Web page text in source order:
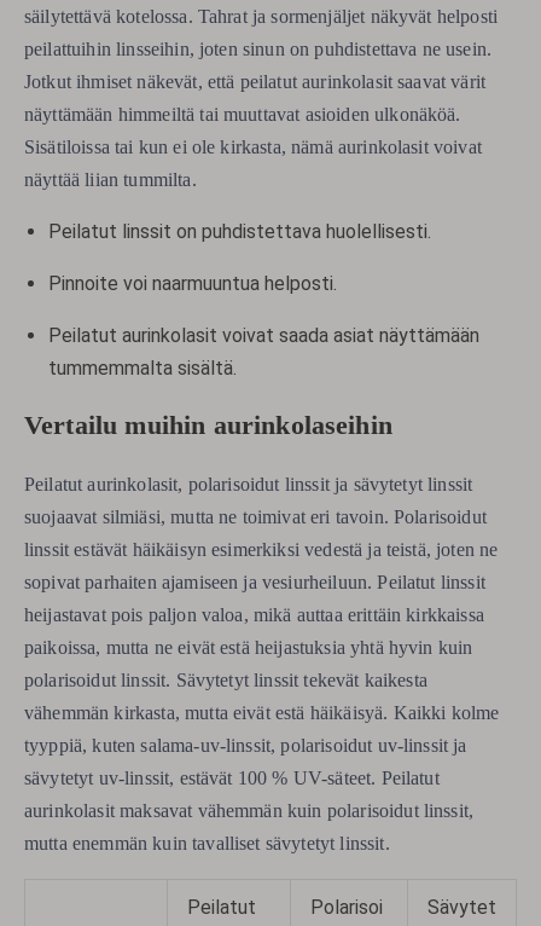
säilytettävä kotelossa. Tahrat ja sormenjäljet ​​näkyvät helposti
peilattuihin linsseihin, joten sinun on puhdistettava ne usein.
Jotkut ihmiset näkevät, että peilatut aurinkolasit saavat värit
näyttämään himmeiltä tai muuttavat asioiden ulkonäköä.
Sisätiloissa tai kun ei ole kirkasta, nämä aurinkolasit voivat
näyttää liian tummilta.
Peilatut linssit on puhdistettava huolellisesti.
Pinnoite voi naarmuuntua helposti.
Peilatut aurinkolasit voivat saada asiat näyttämään
tummemmalta sisältä.
Vertailu muihin aurinkolaseihin
Peilatut aurinkolasit, polarisoidut linssit ja sävytetyt linssit
suojaavat silmiäsi, mutta ne toimivat eri tavoin. Polarisoidut
linssit estävät häikäisyn esimerkiksi vedestä ja teistä, joten ne
sopivat parhaiten ajamiseen ja vesiurheiluun. Peilatut linssit
heijastavat pois paljon valoa, mikä auttaa erittäin kirkkaissa
paikoissa, mutta ne eivät estä heijastuksia yhtä hyvin kuin
polarisoidut linssit. Sävytetyt linssit tekevät kaikesta
vähemmän kirkasta, mutta eivät estä häikäisyä. Kaikki kolme
tyyppiä, kuten salama-uv-linssit, polarisoidut uv-linssit ja
sävytetyt uv-linssit, estävät 100 % UV-säteet. Peilatut
aurinkolasit maksavat vähemmän kuin polarisoidut linssit,
mutta enemmän kuin tavalliset sävytetyt linssit.
Peilatut
Polarisoi
Sävytet